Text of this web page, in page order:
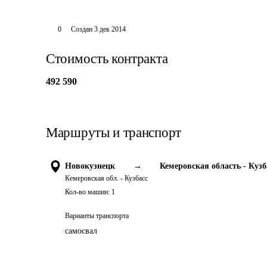
0 Создан 3 дек 2014
Стоимость контракта
492 590
Маршруты и транспорт
Новокузнецк →
Кемеровская обл. - Кузбасс
Кемеровская область -
Кол-во машин: 1
Варианты транспорта
самосвал